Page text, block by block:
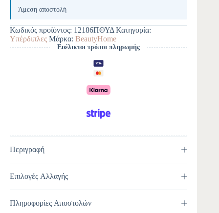
e
r
n
a
t
i
v
e
:
Άμεση αποστολή
Κωδικός προϊόντος: 12186ΠΘΥΔ Κατηγορία:
Υπέρδιπλες Μάρκα: BeautyHome
Ευέλικτοι τρόποι πληρωμής
Περιγραφή
Επιλογές Αλλαγής
Πληροφορίες Αποστολών